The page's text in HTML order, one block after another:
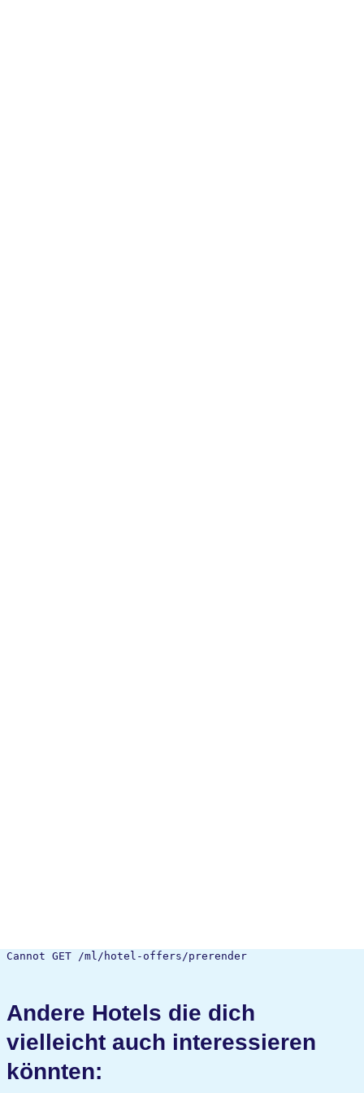
Cannot GET /ml/hotel-offers/prerender
Andere Hotels die dich
vielleicht auch interessieren
könnten: